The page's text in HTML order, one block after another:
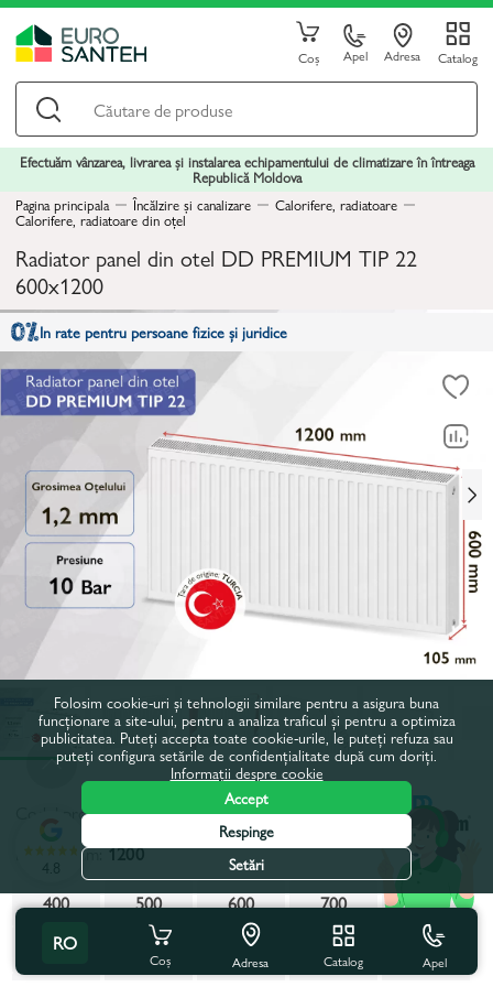
Coș Apel Adresa Catalog
Efectuăm vânzarea, livrarea și instalarea echipamentului de climatizare în întreaga
Republică Moldova
Pagina principala
Încălzire și canalizare Calorifere, radiatoare
Calorifere, radiatoare din oțel
Radiator panel din otel DD PREMIUM TIP 22
600x1200
In rate pentru persoane fizice și juridice
Codul produsului:50768
Latime, mm:1200
400
500 600 700
800
900
1000 1200 1300
1400
RO
Coș Adresa Catalog Apel
4.8
Folosim cookie-uri și tehnologii similare pentru a asigura buna
funcționare a site-ului, pentru a analiza traficul și pentru a optimiza
publicitatea. Puteți accepta toate cookie-urile, le puteți refuza sau
puteți configura setările de confidențialitate după cum doriți.
Informații despre cookie
Accept
Respinge
Setări